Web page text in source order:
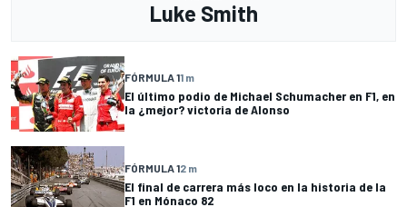
Luke Smith
FÓRMULA 11 m
El último podio de Michael Schumacher en F1, en
la ¿mejor? victoria de Alonso
FÓRMULA 12 m
El final de carrera más loco en la historia de la
F1 en Mónaco 82